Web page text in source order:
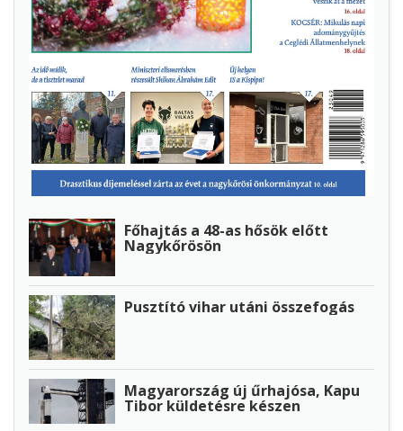
Főhajtás a 48-as hősök előtt
Nagykőrösön
Pusztító vihar utáni összefogás
Magyarország új űrhajósa, Kapu
Tibor küldetésre készen